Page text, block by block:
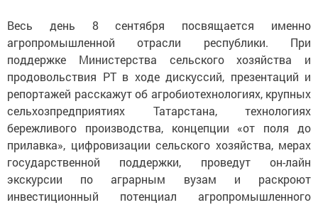
Весь день 8 сентября посвящается именно
агропромышленной отрасли республики. При
поддержке Министерства сельского хозяйства и
продовольствия РТ в ходе дискуссий, презентаций и
репортажей расскажут об агробиотехнологиях, крупных
сельхозпредприятиях Татарстана, технологиях
бережливого производства, концепции «от поля до
прилавка», цифровизации сельского хозяйства, мерах
государственной поддержки, проведут он-лайн
экскурсии по аграрным вузам и раскроют
инвестиционный потенциал агропромышленного